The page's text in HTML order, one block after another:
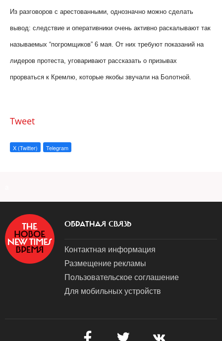
Из разговоров с арестованными, однозначно можно сделать
вывод: следствие и оперативники очень активно раскалывают так
называемых “погромщиков” 6 мая. От них требуют показаний на
лидеров протеста, уговаривают рассказать о призывах
прорваться к Кремлю, которые якобы звучали на Болотной.
Tweet
X (Twitter) Telegram
ОБРАТНАЯ СВЯЗЬ
Контактная информация
Размещение рекламы
Пользовательское соглашение
Для мобильных устройств